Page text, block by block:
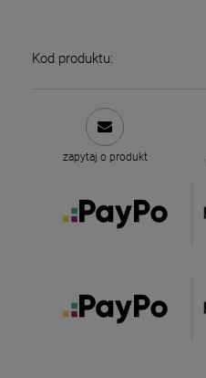
Kod produktu:
zapytaj o produkt